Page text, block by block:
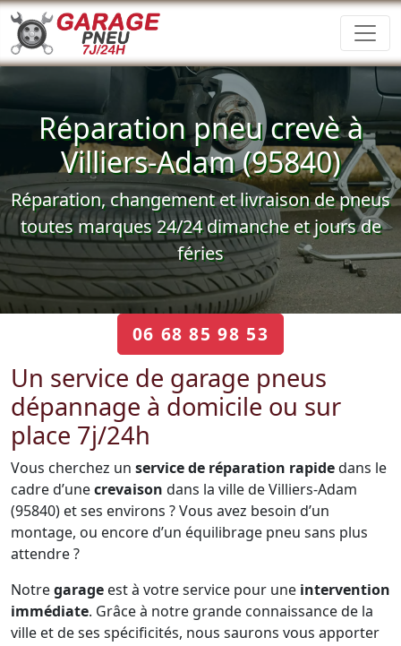
Réparation pneu crevè à
Villiers-Adam (95840)
Réparation, changement et livraison de pneus
toutes marques 24/24 dimanche et jours de
féries
06 68 85 98 53
Un service de garage pneus
dépannage à domicile ou sur
place 7j/24h
Vous cherchez un service de réparation rapidedans le
cadre d’unecrevaison dans la ville de Villiers-Adam
(95840) et ses environs ? Vous avez besoin d’un
montage, ou encore d’un équilibrage pneu sans plus
attendre ?
Notregarage est à votre service pour une intervention
immédiate. Grâce à notre grande connaissance de la
ville et de ses spécificités, nous saurons vous apporter